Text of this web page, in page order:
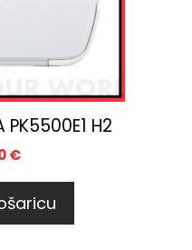
PK5500E1 H2
€